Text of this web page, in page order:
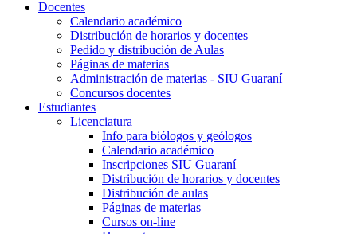
Docentes
Calendario académico
Distribución de horarios y docentes
Pedido y distribución de Aulas
Páginas de materias
Administración de materias - SIU Guaraní
Concursos docentes
Estudiantes
Licenciatura
Info para biólogos y geólogos
Calendario académico
Inscripciones SIU Guaraní
Distribución de horarios y docentes
Distribución de aulas
Páginas de materias
Cursos on-line